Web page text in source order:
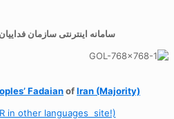
سامانه اینترنتی سازمان
FadaianofIran (Majority)
in other languages site!)